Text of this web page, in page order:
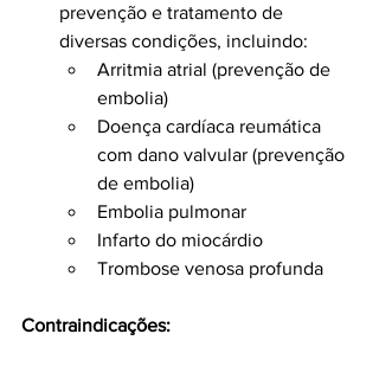
prevenção e tratamento de
diversas condições, incluindo:
Arritmia atrial (prevenção de
embolia)
Doença cardíaca reumática
com dano valvular (prevenção
de embolia)
Embolia pulmonar
Infarto do miocárdio
Trombose venosa profunda
Contraindicações: